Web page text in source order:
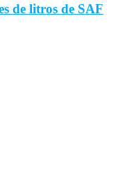
de litros de SAF